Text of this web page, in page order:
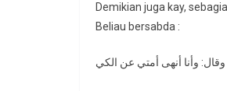
Demikian juga kay,
Beliau bersabda :
وأنا أنهى أمتي عن الكي